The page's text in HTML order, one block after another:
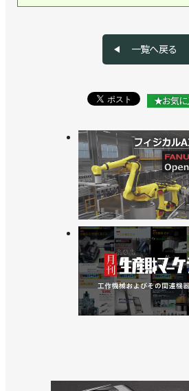
>>テーマは飲食や食品製造、ウ
東京都中小企業振興公社
>>テーマは協働ロボ、10月にウ
>>ロボットの導入検討企業向け
に開催／東京都中小企業振興公
>>自動搬送ロボのセミナーを開
>>SIerってどんなもの？ 中小企
究会を開催／東京都中小企業振
>>6/26に「ロボット導入・活用
京都中小企業振興公社
>>都内でロボット導入セミナー
一覧へ戻る
★お気に